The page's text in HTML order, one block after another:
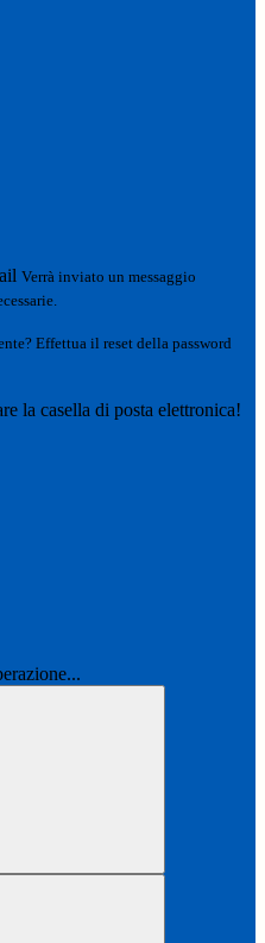
Verrà inviato un messaggio
Effettua il reset della password
la casella di posta elettronica!